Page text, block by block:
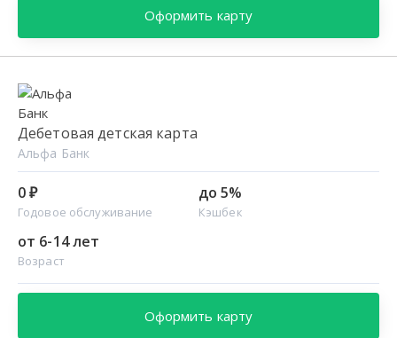
Оформить карту
Дебетовая детская карта
Альфа Банк
0 ₽
Годовое обслуживание
до 5%
Кэшбек
от 6-14 лет
Возраст
Оформить карту